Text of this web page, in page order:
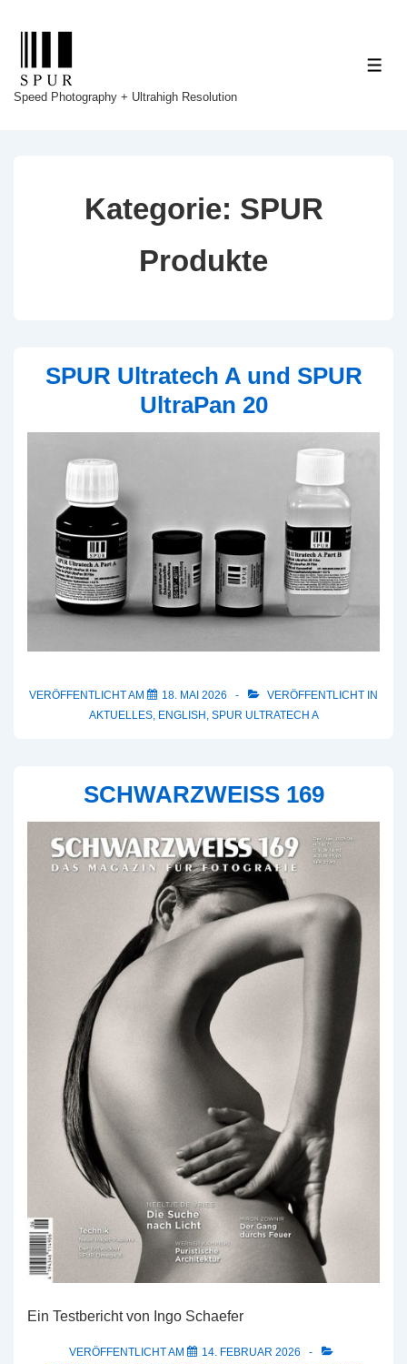
Zum
Speed Photography + Ultrahigh Resolution
Kategorie: SPUR
Produkte
SPUR Ultratech A und SPUR
UltraPan 20
VERÖFFENTLICHT AM 18. MAI 2026
VERÖFFENTLICHT IN
AKTUELLES, ENGLISH , SPUR ULTRATECH A
SCHWARZWEISS 169
Ein Testbericht von Ingo Schaefer
VERÖFFENTLICHT AM
14. FEBRUAR 2026